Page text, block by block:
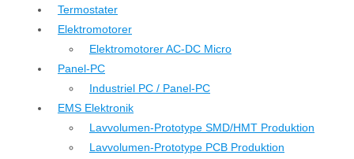
Termostater
Elektromotorer
Elektromotorer AC-DC Micro
Panel-PC
Industriel PC / Panel-PC
EMS Elektronik
Lavvolumen-Prototype SMD/HMT Produktion
Lavvolumen-Prototype PCB Produktion